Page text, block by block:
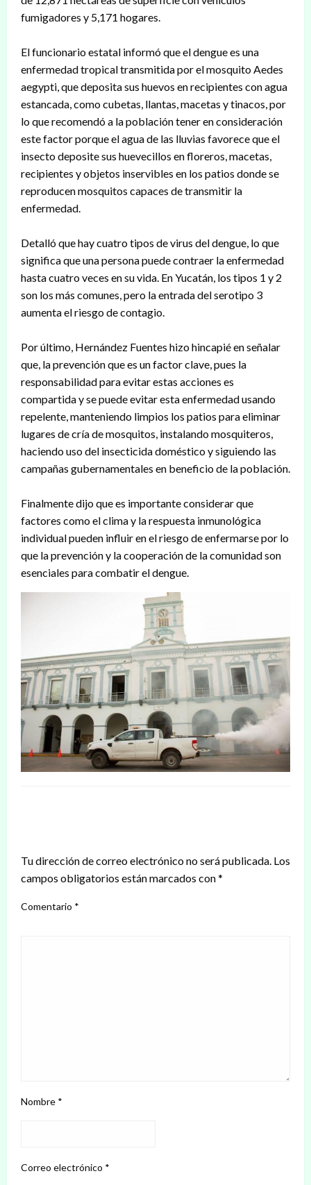
fumigadores y 5,171 hogares.
El funcionario estatal informó que el dengue es una
enfermedad tropical transmitida por el mosquito Aedes
aegypti, que deposita sus huevos en recipientes con agua
estancada, como cubetas, llantas, macetas y tinacos, por
lo que recomendó a la población tener en consideración
este factor porque el agua de las lluvias favorece que el
insecto deposite sus huevecillos en floreros, macetas,
recipientes y objetos inservibles en los patios donde se
reproducen mosquitos capaces de transmitir la
enfermedad.
Detalló que hay cuatro tipos de virus del dengue, lo que
significa que una persona puede contraer la enfermedad
hasta cuatro veces en su vida. En Yucatán, los tipos 1 y 2
son los más comunes, pero la entrada del serotipo 3
aumenta el riesgo de contagio.
Por último, Hernández Fuentes hizo hincapié en señalar
que, la prevención que es un factor clave, pues la
responsabilidad para evitar estas acciones es
compartida y se puede evitar esta enfermedad usando
repelente, manteniendo limpios los patios para eliminar
lugares de cría de mosquitos, instalando mosquiteros,
haciendo uso del insecticida doméstico y siguiendo las
campañas gubernamentales en beneficio de la población.
Finalmente dijo que es importante considerar que
factores como el clima y la respuesta inmunológica
individual pueden influir en el riesgo de enfermarse por lo
que la prevención y la cooperación de la comunidad son
esenciales para combatir el dengue.
Tu dirección de correo electrónico no será publicada. Los
campos obligatorios están marcados con*
Comentario *
Nombre *
Correo electrónico *